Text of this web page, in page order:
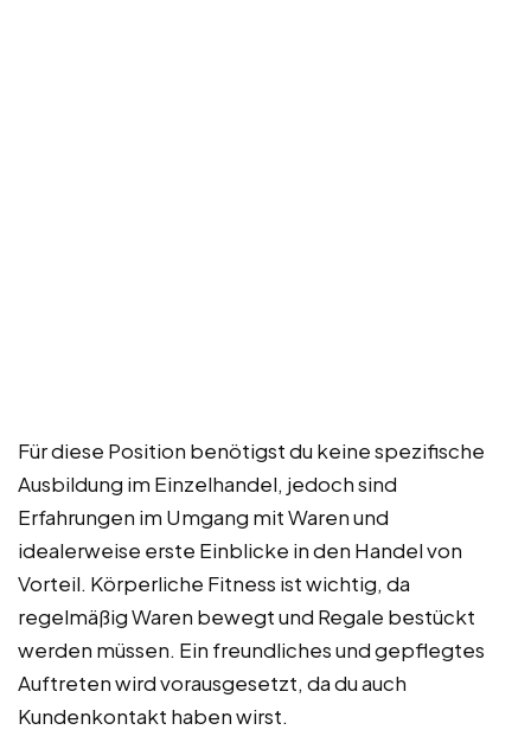
Für diese Position benötigst du keine spezifische
Ausbildung im Einzelhandel, jedoch sind
Erfahrungen im Umgang mit Waren und
idealerweise erste Einblicke in den Handel von
Vorteil. Körperliche Fitness ist wichtig, da
regelmäßig Waren bewegt und Regale bestückt
werden müssen. Ein freundliches und gepflegtes
Auftreten wird vorausgesetzt, da du auch
Kundenkontakt haben wirst.